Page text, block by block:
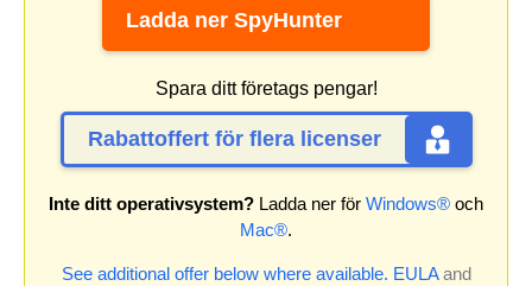
Ladda ner SpyHunter
Spara ditt företags pengar!
Rabattoffert för flera licenser
Inte ditt operativsystem? Ladda ner för Windows® och
Mac®.
See additional offer below where available. EULAand